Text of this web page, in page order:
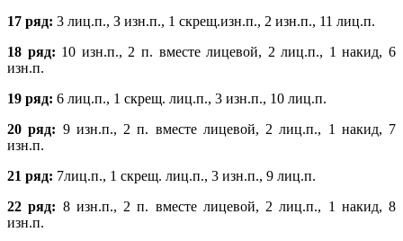
17 ряд: 3 лиц.п., З изн.п., 1 скрещ.изн.п., 2 изн.п., 11 лиц.п.
18 ряд: 10 изн.п., 2 п. вместе лицевой, 2 лиц.п., 1 накид, 6
изн.п.
19 ряд: 6 лиц.п., 1 скрещ. лиц.п., 3 изн.п., 10 лиц.п.
20 ряд: 9 изн.п., 2 п. вместе лицевой, 2 лиц.п., 1 накид, 7
изн.п.
21 ряд: 7лиц.п., 1 скрещ. лиц.п., 3 изн.п., 9 лиц.п.
22 ряд: 8 изн.п., 2 п. вместе лицевой, 2 лиц.п., 1 накид, 8
изн.п.